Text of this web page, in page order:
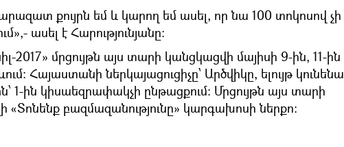
քույրն եմ և կարող եմ ասել, որ նա 100 տոկոսով չի
ասել է Հարությունյանը։
2017» մրցույթն այս տարի կանցկացվի մայիսի 9-ին, 11-ին
Հայաստանի ներկայացուցիչը՝ Արծվիկը, ելույթ կունենա
1-ին կիսաեզրափակչի ընթացքում: Մրցույթն այս տարի
«Տոնենք բազմազանությունը» կարգախոսի ներքո: